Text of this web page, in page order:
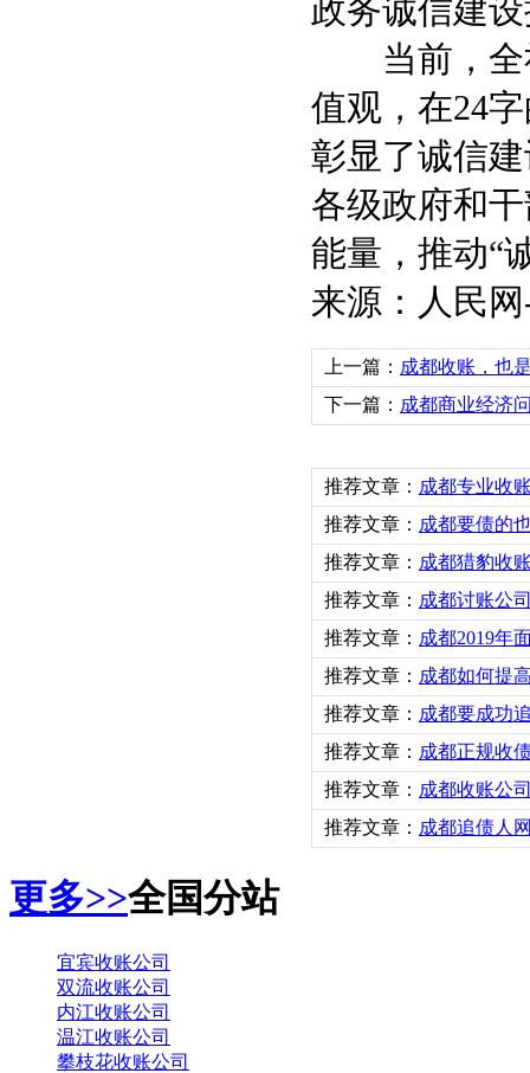
政务诚信建
当前，全
值观，在24
彰显了诚信
各级政府和
能量，推动“
来源：人民
上一篇： 成都收账，也
下一篇： 成都商业经济
推荐文章： 成都专业收
推荐文章： 成都要债的
推荐文章： 成都猎豹收
推荐文章： 成都讨账公
推荐文章： 成都2019年
推荐文章： 成都如何提
推荐文章： 成都要成功
推荐文章： 成都正规收
推荐文章： 成都收账公
推荐文章： 成都追债人
更多>>全国分站
宜宾收账公司
双流收账公司
内江收账公司
温江收账公司
攀枝花收账公司